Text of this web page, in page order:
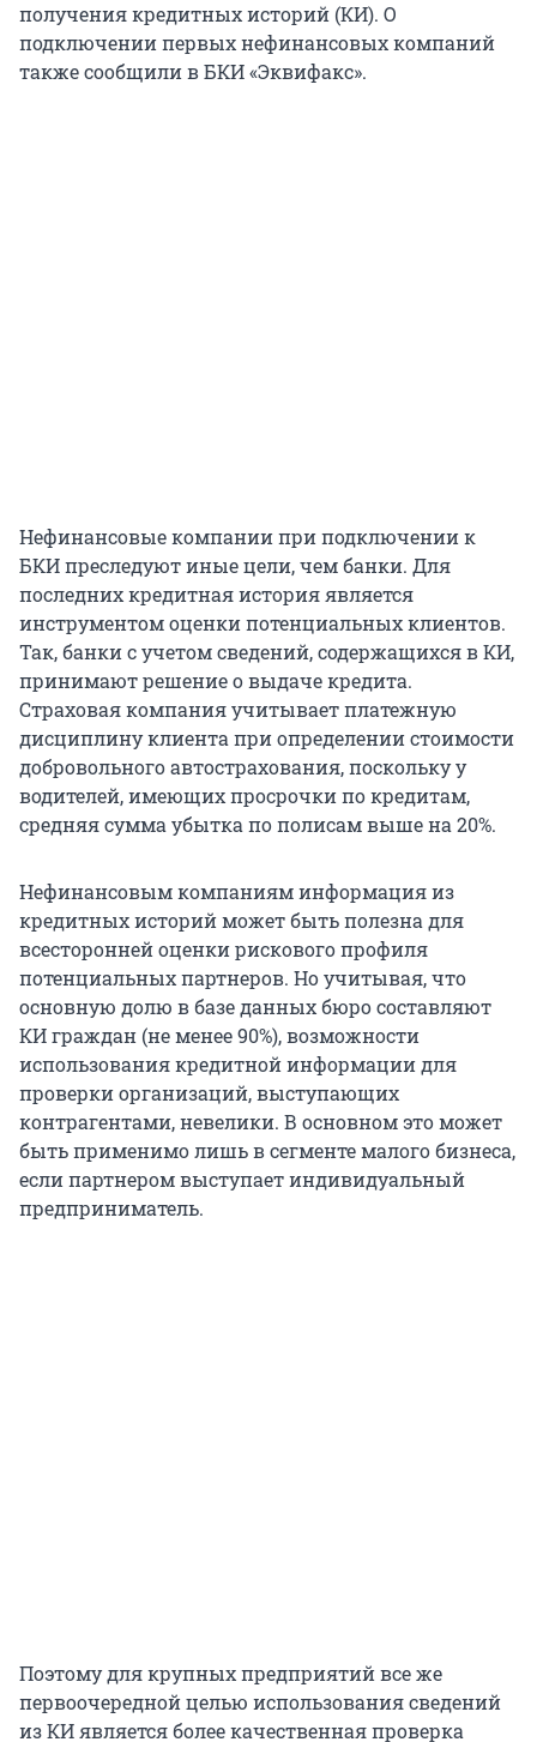
получения кредитных историй (КИ). О
подключении первых нефинансовых компаний
также сообщили в БКИ «Эквифакс».
Нефинансовые компании при подключении к
БКИ преследуют иные цели, чем банки. Для
последних кредитная история является
инструментом оценки потенциальных клиентов.
Так, банки с учетом сведений, содержащихся в КИ,
принимают решение о выдаче кредита.
Страховая компания учитывает платежную
дисциплину клиента при определении стоимости
добровольного автострахования, поскольку у
водителей, имеющих просрочки по кредитам,
средняя сумма убытка по полисам выше на 20%.
Нефинансовым компаниям информация из
кредитных историй может быть полезна для
всесторонней оценки рискового профиля
потенциальных партнеров. Но учитывая, что
основную долю в базе данных бюро составляют
КИ граждан (не менее 90%), возможности
использования кредитной информации для
проверки организаций, выступающих
контрагентами, невелики. В основном это может
быть применимо лишь в сегменте малого бизнеса,
если партнером выступает индивидуальный
предприниматель.
Поэтому для крупных предприятий все же
первоочередной целью использования сведений
из КИ является более качественная проверка